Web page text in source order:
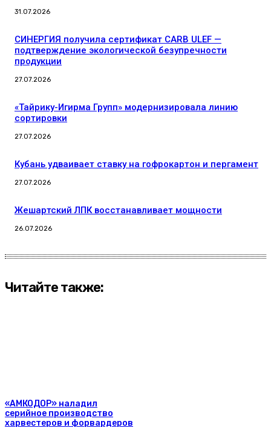
31.07.2026
СИНЕРГИЯ получила сертификат CARB ULEF —
подтверждение экологической безупречности
продукции
27.07.2026
«Тайрику-Игирма Групп» модернизировала линию
сортировки
27.07.2026
Кубань удваивает ставку на гофрокартон и пергамент
27.07.2026
Жешартский ЛПК восстанавливает мощности
26.07.2026
Читайте также:
«АМКОДОР» наладил
серийное производство
харвестеров и форвардеров